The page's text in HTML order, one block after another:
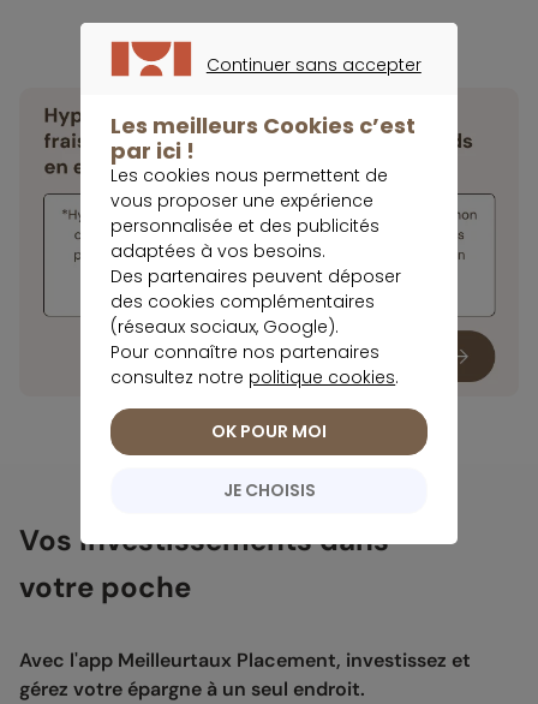
Vos investissements dans
votre poche
Avec l'app Meilleurtaux Placement, investissez et
gérez votre épargne à un seul endroit.
Continuer sans accepter
Les meilleurs Cookies c’est
par ici !
Les cookies nous permettent de
vous proposer une expérience
personnalisée et des publicités
adaptées à vos besoins.
Des partenaires peuvent déposer
des cookies complémentaires
(réseaux sociaux, Google).
Pour connaître nos partenaires
consultez notre politique cookies.
JE CHOISIS
OK POUR MOI